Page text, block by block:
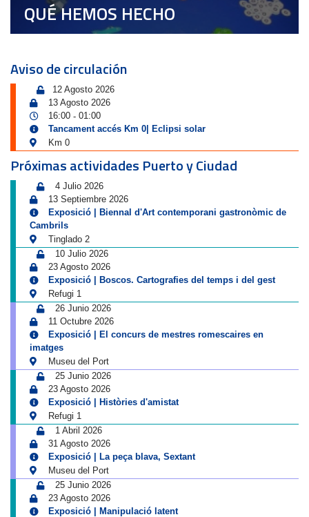
QUÉ HEMOS HECHO
Aviso de circulación
12 Agosto 2026
13 Agosto 2026
16:00 - 01:00
Tancament accés Km 0| Eclipsi solar
Km 0
Próximas actividades Puerto y Ciudad
4 Julio 2026
13 Septiembre 2026
Exposició | Biennal d'Art contemporani gastronòmic de
Cambrils
Tinglado 2
10 Julio 2026
23 Agosto 2026
Exposició | Boscos. Cartografies del temps i del gest
Refugi 1
26 Junio 2026
11 Octubre 2026
Exposició | El concurs de mestres romescaires en
imatges
Museu del Port
25 Junio 2026
23 Agosto 2026
Exposició | Històries d'amistat
Refugi 1
1 Abril 2026
31 Agosto 2026
Exposició | La peça blava, Sextant
Museu del Port
25 Junio 2026
23 Agosto 2026
Exposició | Manipulació latent